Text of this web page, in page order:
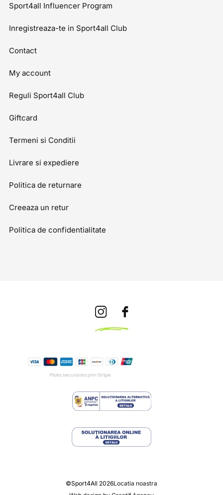
Sport4all Influencer Program
Inregistreaza-te in Sport4all Club
Contact
My account
Reguli Sport4all Club
Giftcard
Termeni si Conditii
Livrare si expediere
Politica de returnare
Creeaza un retur
Politica de confidentialitate
©Sport4All 2026Locatia noastra